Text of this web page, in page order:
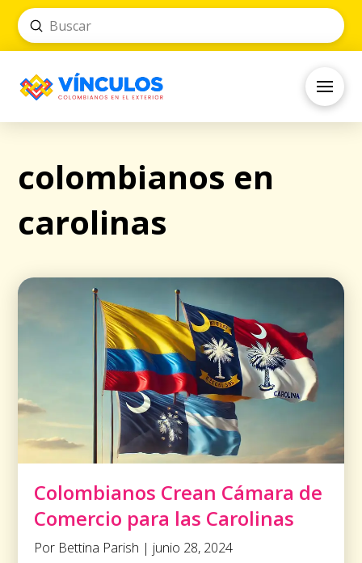
Search
Submit
colombianos en
carolinas
Colombianos Crean Cámara de
Comercio para las Carolinas
Por Bettina Parish | junio 28, 2024